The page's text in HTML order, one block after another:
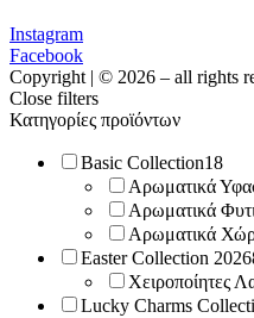
Instagram
Facebook
Copyright | © 2026 – all rights
Close filters
Κατηγορίες προϊόντων
Basic Collection18
Αρωματικά
Αρωματικά
Αρωματικά
Easter Collection 2026
Χειροποίητες
Lucky Charms